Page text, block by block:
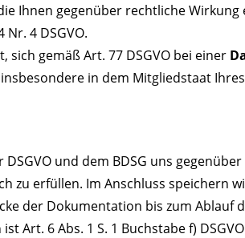
Ihnen gegenüber rechtliche
4 DSGVO.
sich gemäß Art. 77 DSGVO bei einer
in dem Mitgliedstaat
DSGVO und dem BDSG uns
zu erfüllen. Im Anschluss speichern
der Dokumentation bis zum
Art. 6 Abs. 1 S. 1 Buchstabe f)